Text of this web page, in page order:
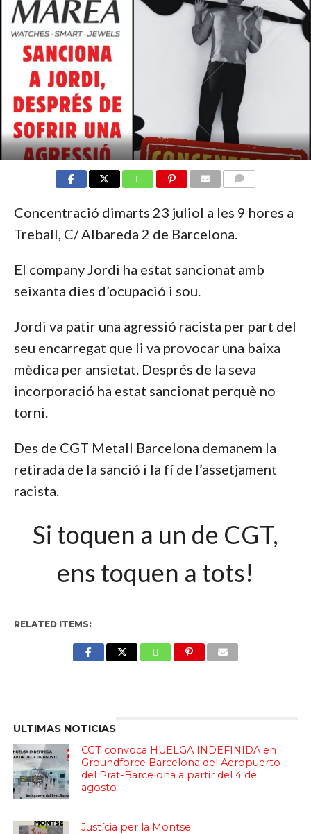
Concentració dimarts 23 juliol a les 9 hores a
Treball, C/ Albareda 2 de Barcelona.
El company Jordi ha estat sancionat amb
seixanta dies d’ocupació i sou.
Jordi va patir una agressió racista per part del
seu encarregat que li va provocar una baixa
mèdica per ansietat. Després de la seva
incorporació ha estat sancionat perquè no
torni.
Des de CGT Metall Barcelona demanem la
retirada de la sanció i la fí de l’assetjament
racista.
Si toquen a un de CGT,
ens toquen a tots!
RELATED ITEMS:
ULTIMAS NOTICIAS
CGT convoca HUELGA INDEFINIDA en
Groundforce Barcelona del Aeropuerto
del Prat-Barcelona a partir del 4 de
agosto
Justícia per la Montse